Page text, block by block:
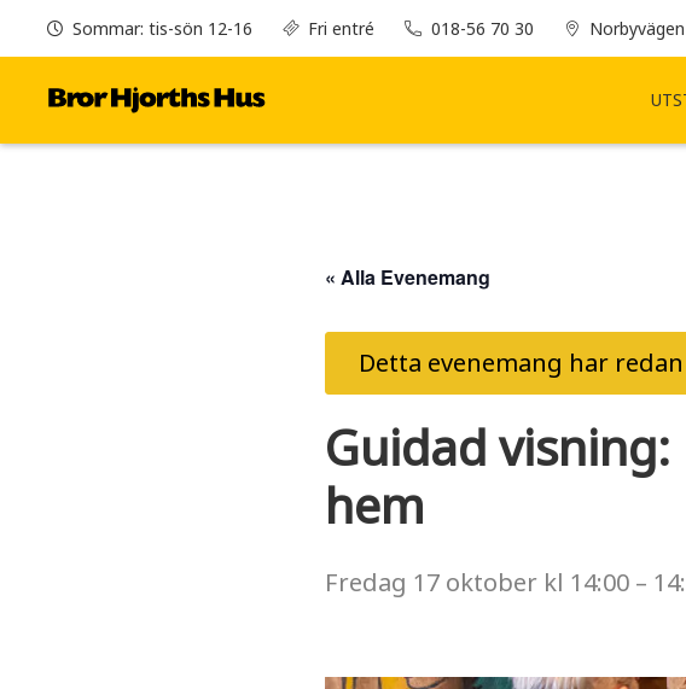
Sommar: tis-sön 12-16 Fri entré 018-56 70 30
« Alla Evenemang
Detta evenemang har
Guidad
hem
Fredag 17 oktoberkl 14:00–